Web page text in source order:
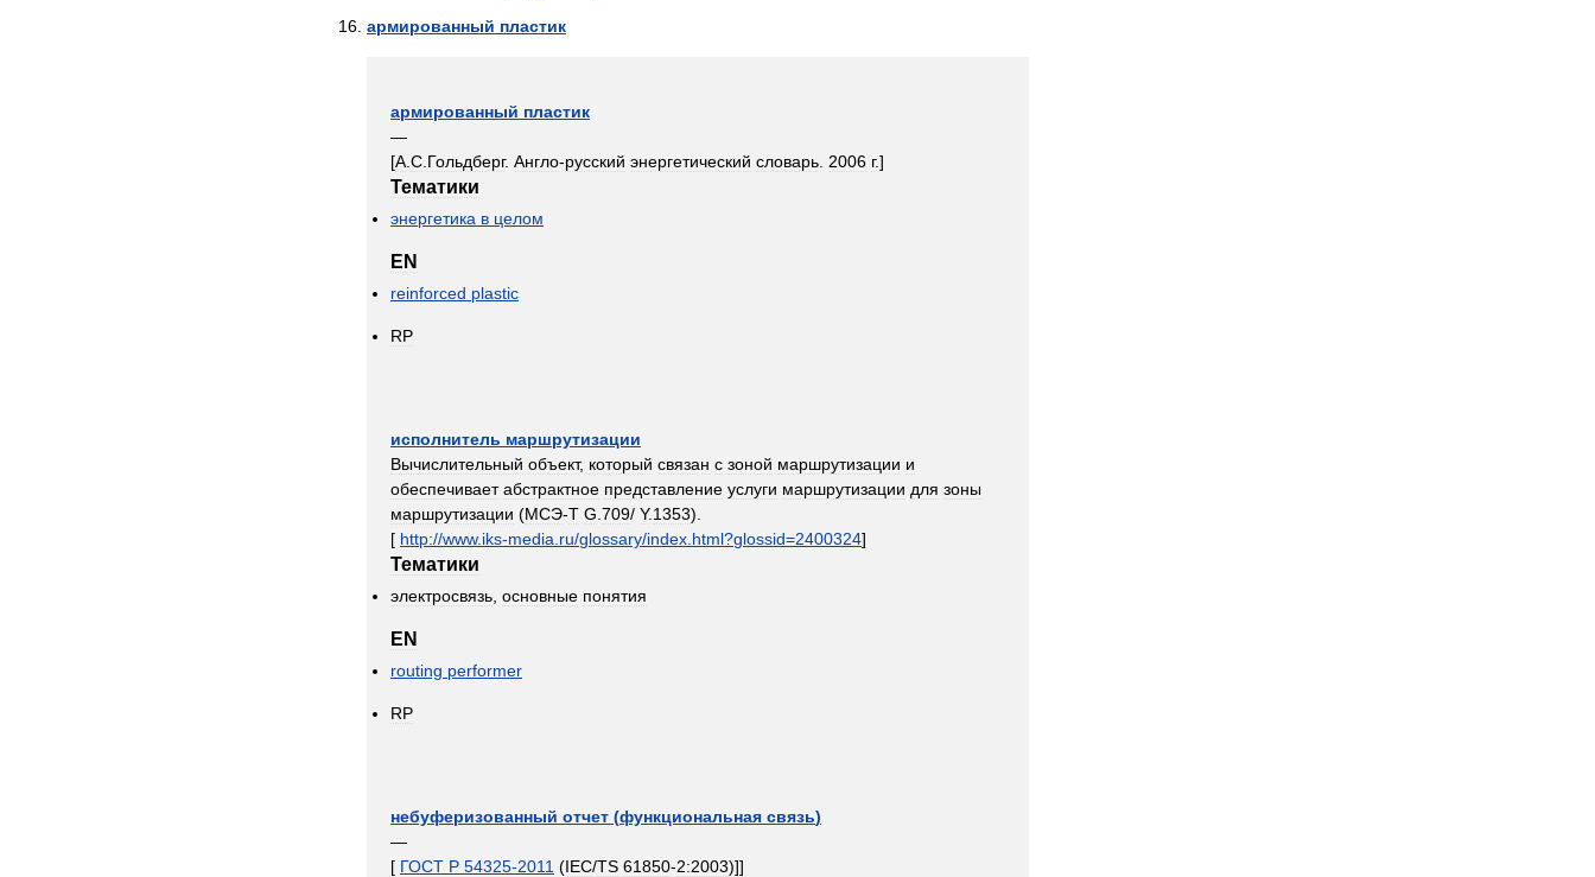
армированный пластик
армированный пластик
—
[А С Гольдберг. Англо-русский энергетический словарь 2006 г.]
Тематики
энергетика в целом
EN
reinforced plastic
RP
исполнитель маршрутизации
Вычислительный объект, который связан с зоной маршрутизации и
обеспечивает абстрактное представление услуги маршрутизации для зоны
маршрутизации (МСЭ-T G 709/ Y.1353).
[ http://www. iks-media ru/glossary/index html?glossid=2400324]
Тематики
электросвязь основные понятия
EN
routing performer
RP
небуферизованный отчет (функциональная связь)
—
[ ГОСТ Р 54325-2011 (IEC/TS 61850-2:2003)]]